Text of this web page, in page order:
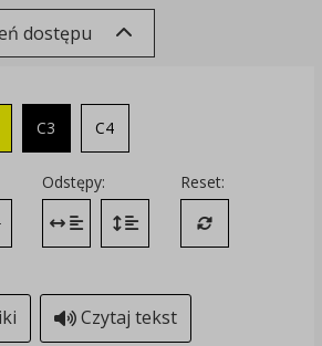
dostępu
C3 C4
Odstępy:
Zmień odstęp między literami
Zmień interlinię i margines
Reset:
Przywróć
Czytaj tekst